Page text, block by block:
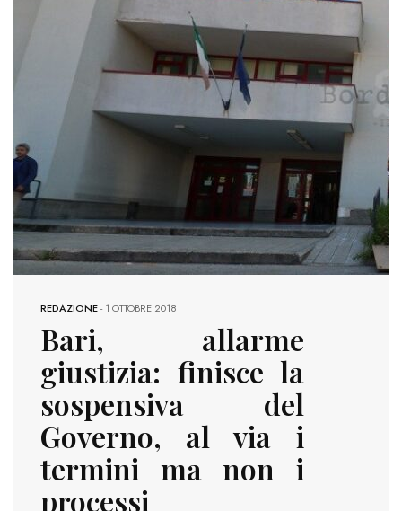
REDAZIONE-1 OTTOBRE 2018
Bari, allarme
giustizia: finisce la
sospensiva del
Governo, al via i
termini ma non i
processi